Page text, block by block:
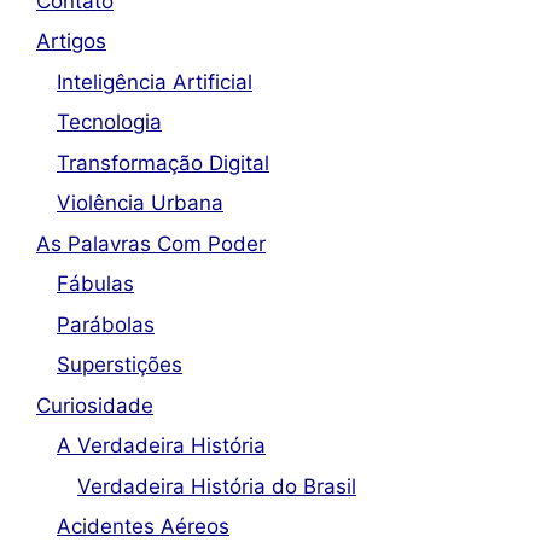
Artigos
Inteligência Artificial
Tecnologia
Transformação Digital
Violência Urbana
As Palavras Com Poder
Fábulas
Parábolas
Superstições
Curiosidade
A Verdadeira História
Verdadeira História do Brasil
Acidentes Aéreos